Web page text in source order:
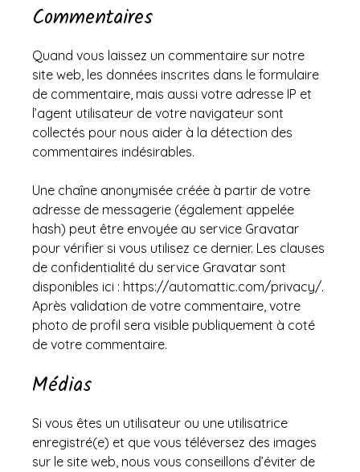
Commentaires
Quand vous laissez un commentaire sur notre
site web, les données inscrites dans le formulaire
de commentaire, mais aussi votre adresse IP et
l’agent utilisateur de votre navigateur sont
collectés pour nous aider à la détection des
commentaires indésirables.
Une chaîne anonymisée créée à partir de votre
adresse de messagerie (également appelée
hash) peut être envoyée au service Gravatar
pour vérifier si vous utilisez ce dernier. Les clauses
de confidentialité du service Gravatar sont
disponibles ici : https://automattic.com/privacy/.
Après validation de votre commentaire, votre
photo de profil sera visible publiquement à coté
de votre commentaire.
Médias
Si vous êtes un utilisateur ou une utilisatrice
enregistré(e) et que vous téléversez des images
sur le site web, nous vous conseillons d’éviter de